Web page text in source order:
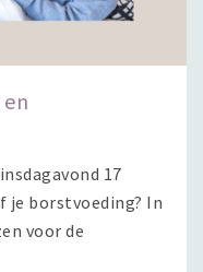
17
je borstvoeding? In
voor de